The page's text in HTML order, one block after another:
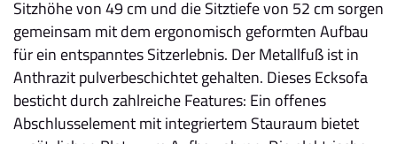
Sitzhöhe von 49 cm und die Sitztiefe von 52 cm sorgen
gemeinsam mit dem ergonomisch geformten Aufbau
für ein entspanntes Sitzerlebnis. Der Metallfuß ist in
Anthrazit pulverbeschichtet gehalten. Dieses Ecksofa
besticht durch zahlreiche Features: Ein offenes
Abschlusselement mit integriertem Stauraum bietet